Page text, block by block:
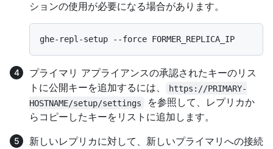
ションの使用が必要になる場合があります。
プライマリ アプライアンスの承認されたキーのリス
トに公開キーを追加するには、
https://PRIMARY-
HOSTNAME/setup/settings
を参照して、レプリカか
らコピーしたキーをリストに追加します。
新しいレプリカに対して、新しいプライマリへの接続